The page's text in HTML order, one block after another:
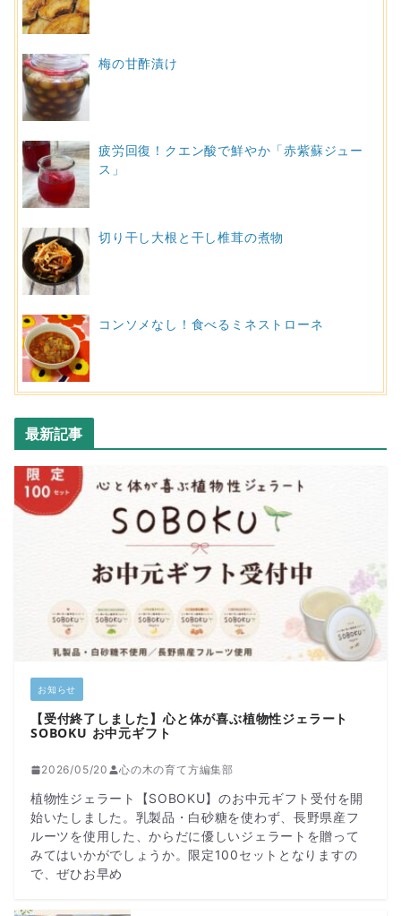
梅の甘酢漬け
疲労回復！クエン酸で鮮やか「赤紫蘇ジュー
ス」
切り干し大根と干し椎茸の煮物
コンソメなし！食べるミネストローネ
最新記事
お知らせ
【受付終了しました】心と体が喜ぶ植物性ジェラート
SOBOKU お中元ギフト
2026/05/20 心の木の育て方編集部
植物性ジェラート【SOBOKU】のお中元ギフト受付を開
始いたしました。乳製品・白砂糖を使わず、長野県産フ
ルーツを使用した、からだに優しいジェラートを贈って
みてはいかがでしょうか。限定100セットとなりますの
で、ぜひお早め